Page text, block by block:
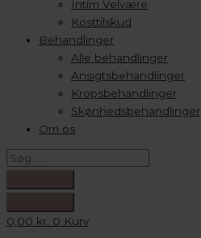
Intim Velvære
Kosttilskud
Behandlinger
Alle behandlinger
Ansigtsbehandlinger
Kropsbehandlinger
Skønhedsbehandlinger
Om os
0,00 kr. 0 Kurv